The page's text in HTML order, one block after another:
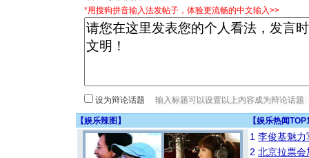
*用搜狗拼音输入法发帖子，体验更流畅的中文输入>>
设为辩论话题
【娱乐辣图 】 【娱乐热闻
1 李俊基魅力
2 北京拉票